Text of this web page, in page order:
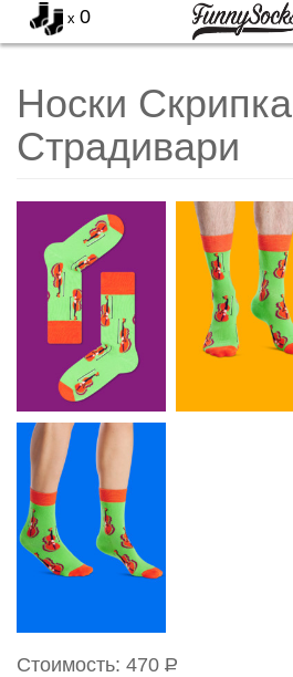
x 0
Носки Скрипка
Страдивари
Стоимость: 470 Р